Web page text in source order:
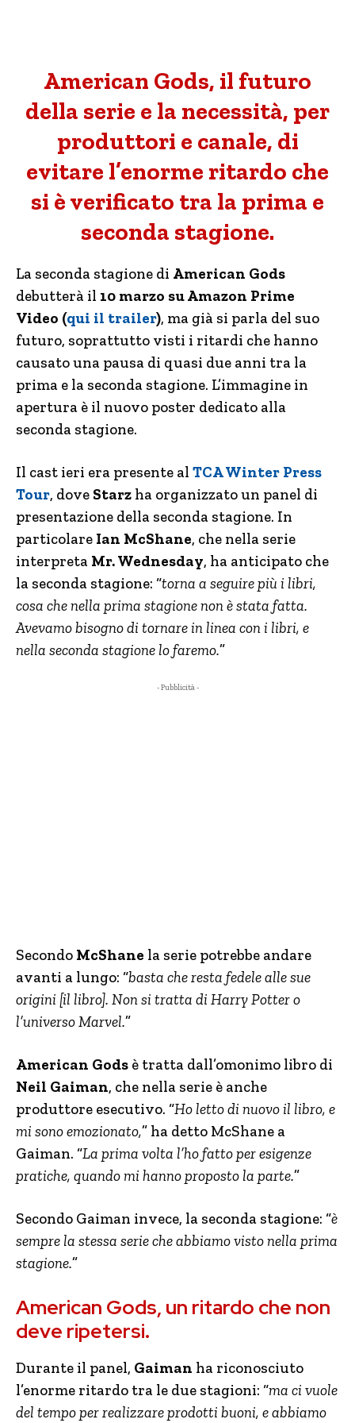
American Gods, il futuro
della serie e la necessità, per
produttori e canale, di
evitare l’enorme ritardo che
si è verificato tra la prima e
seconda stagione.
La seconda stagione di American Gods
debutterà il 10 marzo su Amazon Prime
Video (qui il trailer), ma già si parla del suo
futuro, soprattutto visti i ritardi che hanno
causato una pausa di quasi due anni tra la
prima e la seconda stagione. L’immagine in
apertura è il nuovo poster dedicato alla
seconda stagione.
Il cast ieri era presente al TCA Winter Press
Tour, dove Starz ha organizzato un panel di
presentazione della seconda stagione. In
particolare Ian McShane, che nella serie
interpreta Mr. Wednesday, ha anticipato che
la seconda stagione: “torna a seguire più i libri,
cosa che nella prima stagione non è stata fatta.
Avevamo bisogno di tornare in linea con i libri, e
nella seconda stagione lo faremo.”
- Pubblicità -
Secondo McShane la serie potrebbe andare
avanti a lungo: “basta che resta fedele alle sue
origini [il libro]. Non si tratta di Harry Potter o
l’universo Marvel.”
American Gods è tratta dall’omonimo libro di
Neil Gaiman, che nella serie è anche
produttore esecutivo. “Ho letto di nuovo il libro, e
mi sono emozionato,” ha detto McShane a
Gaiman. “La prima volta l’ho fatto per esigenze
pratiche, quando mi hanno proposto la parte.”
Secondo Gaiman invece, la seconda stagione: “è
sempre la stessa serie che abbiamo visto nella prima
stagione.”
American Gods, un ritardo che non
deve ripetersi.
Durante il panel, Gaiman ha riconosciuto
l’enorme ritardo tra le due stagioni: “ma ci vuole
del tempo per realizzare prodotti buoni, e abbiamo